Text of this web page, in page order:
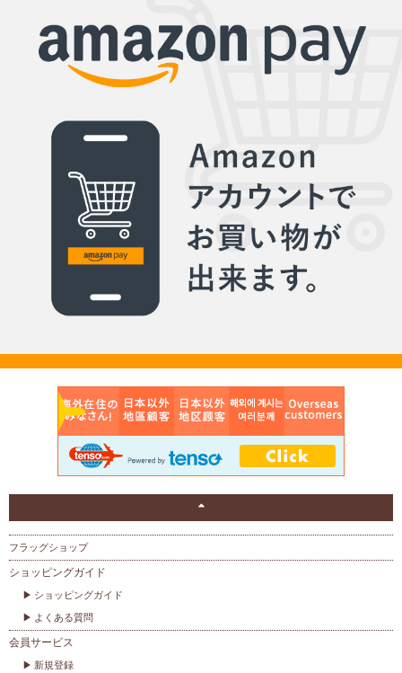
フラッグショップ
ショッピングガイド
ショッピングガイド
よくある質問
会員サービス
新規登録